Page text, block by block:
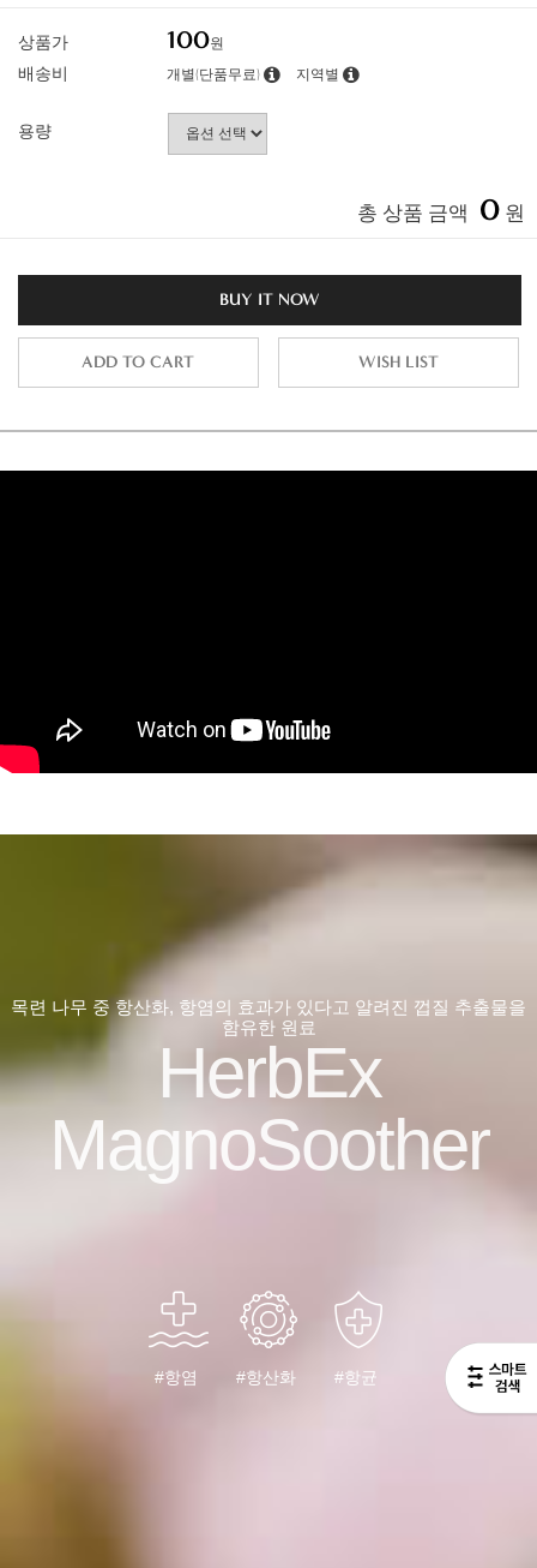
상품가 100원
배송비 개별(단품무료) 지역별
용량
총 상품 금액 0 원
BUY IT NOW
ADD TO CART WISH LIST
목련 나무 중 항산화, 항염의 효과가 있다고 알려진 껍질 추출물을
함유한 원료
HerbEx
MagnoSoother
#항염 #항산화 #항균